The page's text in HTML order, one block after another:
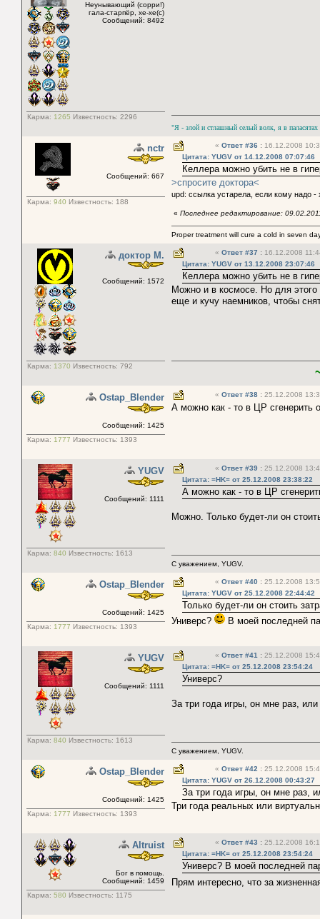
Неунывающий (сорри!)
гала-старпёр, хе-хе(с)
Сообщений: 8492
Карма: 1265 Известность: 2296
"Я - злой и стлашный селый волк, я в
nctr
Сообщений: 667
Карма: 940 Известность: 188
« Ответ #36 : 16.12.2008
Цитата: YUGV от 14.12.2008 07:07:46
Келлера можно убить не в
>спросите доктора<
upd: ссылка устарела, если кому надо
« Последнее редактирование:
Proper treatment will cure a cold in seven
доктор М.
Сообщений: 1572
Карма: 1370 Известность: 792
« Ответ #37 : 16.12.2008
Цитата: YUGV от 13.12.2008 23:07:46
Келлера можно убить не в
Можно и в космосе. Но для этого
еще и кучу наемников, чтобы
Ostap_Blender
Сообщений: 1425
Карма: 1777 Известность: 1393
« Ответ #38 : 25.12.2008
А можно как - то в ЦР сгенерить
YUGV
Сообщений: 1111
Карма: 840 Известность: 1613
« Ответ #39 : 25.12.2008
Цитата: =HK= от 25.12.2008 23:38:22
А можно как - то в ЦР
Можно. Только будет-ли он
С уважением, YUGV.
Ostap_Blender
Сообщений: 1425
Карма: 1777 Известность: 1393
« Ответ #40 : 25.12.2008
Цитата: YUGV от 25.12.2008 22:44:42
Только будет-ли он стоить
Универс?
В моей последней
YUGV
Сообщений: 1111
Карма: 840 Известность: 1613
« Ответ #41 : 25.12.2008
Цитата: =HK= от 25.12.2008 23:54:24
Универс?
За три года игры, он мне раз,
С уважением, YUGV.
Ostap_Blender
Сообщений: 1425
Карма: 1777 Известность: 1393
« Ответ #42 : 25.12.2008
Цитата: YUGV от 26.12.2008 00:43:27
За три года игры, он мне раз,
Три года реальных или
Altruist
Бог в помощь.
Сообщений: 1459
Карма: 580 Известность: 1175
« Ответ #43 : 25.12.2008
Цитата: =HK= от 25.12.2008 23:54:24
Универс? В моей последней
Прям интересно, что за